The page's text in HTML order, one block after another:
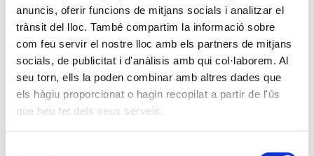
anuncis, oferir funcions de mitjans socials i analitzar el
trànsit del lloc. També compartim la informació sobre
com feu servir el nostre lloc amb els partners de mitjans
socials, de publicitat i d'anàlisis amb qui col·laborem. Al
seu torn, ells la poden combinar amb altres dades que
els hàgiu proporcionat o hagin recopilat a partir de l'ús
que heu fet dels seus serveis.
14-11-2024 -Aula formativa
Webinar PROBLEMÀTICA I TRACTAMENT FISCAL DE VEHICLES
D'ÚS MIXT
Modalidad virtual | Inscripción de pago
3 hores lectives